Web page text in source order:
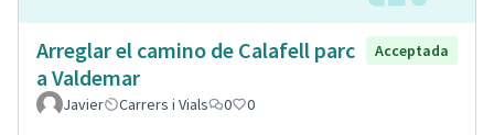
Arreglar el camino de Calafell parc
a Valdemar
Acceptada
Javier Carrers i Vials 0 0